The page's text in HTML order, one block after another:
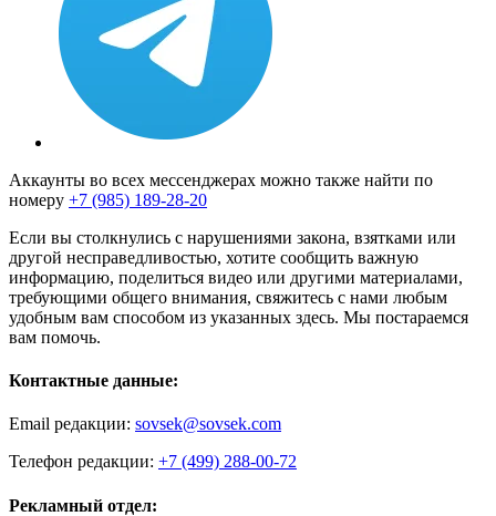
Аккаунты во всех мессенджерах можно также найти по
номеру +7 (985) 189-28-20
Если вы столкнулись с нарушениями закона, взятками или
другой несправедливостью, хотите сообщить важную
информацию, поделиться видео или другими материалами,
требующими общего внимания, свяжитесь с нами любым
удобным вам способом из указанных здесь. Мы постараемся
вам помочь.
Контактные данные:
Email редакции: sovsek@sovsek.com
Телефон редакции: +7 (499) 288-00-72
Рекламный отдел: